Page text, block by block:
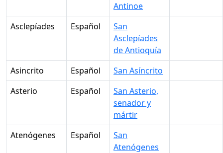
Antinoe
Asclepíades
Español
San
Asclepíades
de Antioquía
Asincrito
Español
San Asíncrito
Asterio
Español
San Asterio,
senador y
mártir
Atenógenes
Español
San
Atenógenes